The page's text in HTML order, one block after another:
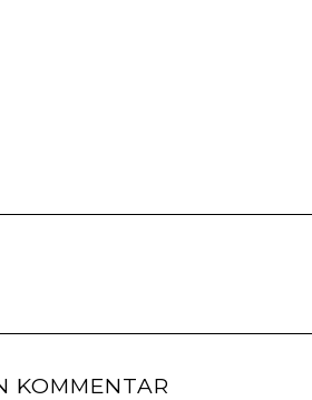
KOMMENTAR